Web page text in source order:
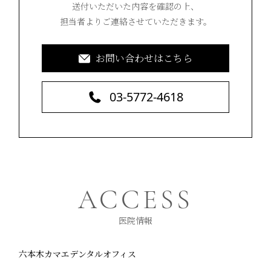
送付いただいた内容を確認の上、
担当者よりご連絡させていただきます。
お問い合わせはこちら
03-5772-4618
ACCESS
医院情報
六本木カマエデンタルオフィス